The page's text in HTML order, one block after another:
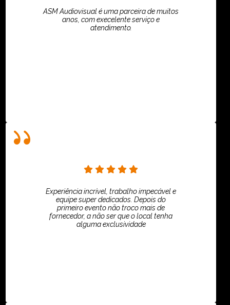
ASM Audiovisual é uma parceira de muitos
anos, com execelente serviço e
atendimento.
Experiência incrível, trabalho impecável e
equipe super dedicados. Depois do
primeiro evento não troco mais de
fornecedor, a não ser que o local tenha
alguma exclusividade